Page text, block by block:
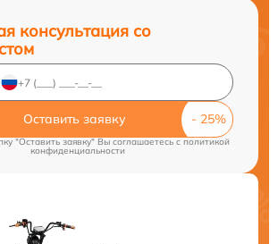
консультация со
Оставить заявку
"Оставить заявку" Вы соглашаетесь cполитикой
конфиденциальности